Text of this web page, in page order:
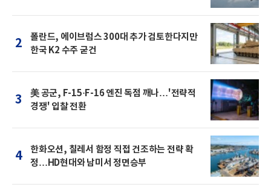
2
폴란드, 에이브럼스 300대 추가 검토한다지만
한국 K2 수주 굳건
3
美 공군, F-15·F-16 엔진 독점 깨나…'전략적
경쟁' 입찰 전환
4
한화오션, 칠레서 함정 직접 건조하는 전략 확
정…HD현대와 남미서 정면승부